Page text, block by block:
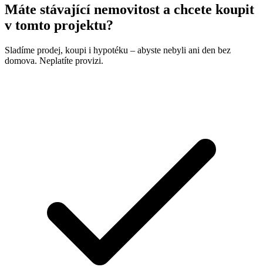
Máte stávající nemovitost a chcete koupit
v tomto projektu?
Sladíme prodej, koupi i hypotéku – abyste nebyli ani den bez
domova. Neplatíte provizi.